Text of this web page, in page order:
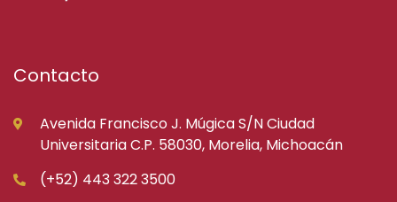
Contacto
Avenida Francisco J. Múgica S/N Ciudad
Universitaria C.P. 58030, Morelia, Michoacán
(+52) 443 322 3500